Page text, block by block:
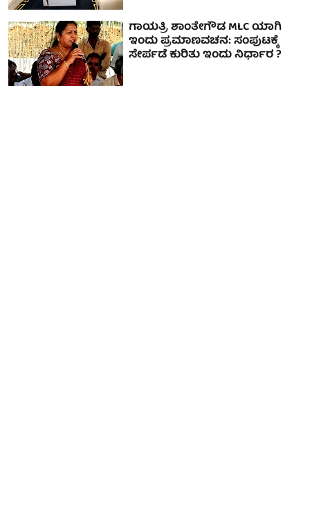
ಗಾಯತ್ರಿ ಶಾಂತೇಗೌಡ MLC ಯಾಗಿ
ಇಂದು ಪ್ರಮಾಣವಚನ: ಸಂಪುಟಕ್ಕೆ
ಸೇರ್ಪಡೆ ಕುರಿತು ಇಂದು ನಿರ್ಧಾರ ?